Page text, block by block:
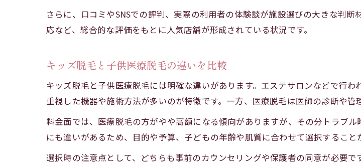
さらに、口コミやSNSでの評判、実際の利用者の体験談が施設選びの大きな判
応など、総合的な評価をもとに人気店舗が形成されている状況です。
キッズ脱毛と子供医療脱毛の違いを比較
キッズ脱毛と子供医療脱毛には明確な違いがあります。エステサロンなどで行
重視した機器や施術方法が多いのが特徴です。一方、医療脱毛は医師の診断や管
料金面では、医療脱毛の方がやや高額になる傾向がありますが、その分トラブ
にも違いがあるため、目的や予算、子どもの年齢や肌質に合わせて選択すること
選択時の注意点として、どちらも事前のカウンセリングや保護者の同意が必要